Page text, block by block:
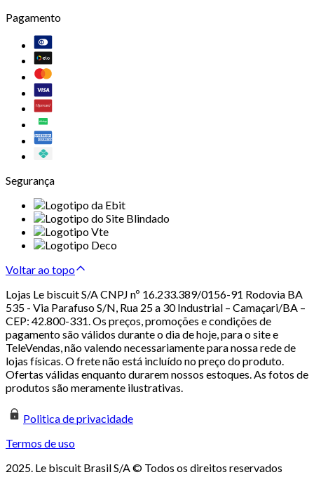
Pagamento
Segurança
Voltar ao topo
Lojas Le biscuit S/A CNPJ nº 16.233.389/0156-91 Rodovia BA
535 - Via Parafuso S/N, Rua 25 a 30 Industrial – Camaçari/BA –
CEP: 42.800-331. Os preços, promoções e condições de
pagamento são válidos durante o dia de hoje, para o site e
TeleVendas, não valendo necessariamente para nossa rede de
lojas físicas. O frete não está incluído no preço do produto.
Ofertas válidas enquanto durarem nossos estoques. As fotos de
produtos são meramente ilustrativas.
Politica de privacidade
Termos de uso
2025. Le biscuit Brasil S/A © Todos os direitos reservados